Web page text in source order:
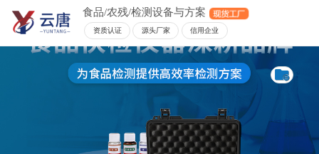
食品/农残/检测设备与方案
资质认证 源头厂家 信用企业